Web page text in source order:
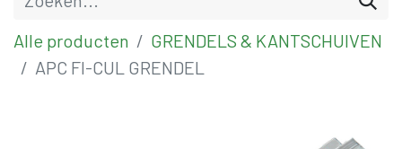
Alle producten
GRENDELS & KANTSCHUIVEN
APC FI-CUL GRENDEL